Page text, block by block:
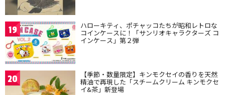
19 ハローキティ、ポチャッコたちが昭和レトロな
コインケースに！「サンリオキャラクターズ コ
インケース」第２弾
20 【季節・数量限定】キンモクセイの香りを天然
精油で再現した「スチームクリーム キンモクセ
イ&茶」新登場